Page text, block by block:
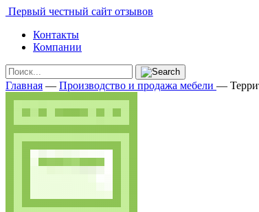
Первый честный сайт отзывов
Контакты
Компании
Главная — Производство и продажа мебели —